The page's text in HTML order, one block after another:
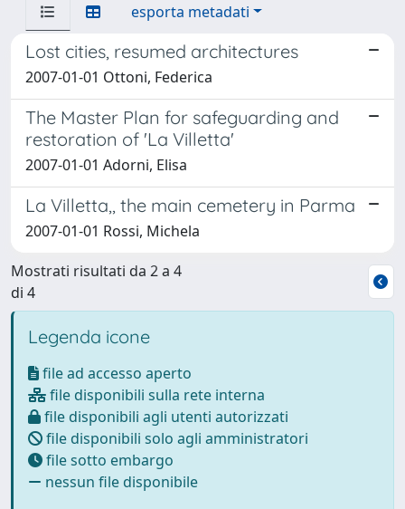
esporta metadati
Lost cities, resumed architectures
2007-01-01 Ottoni, Federica
The Master Plan for safeguarding and
restoration of 'La Villetta'
2007-01-01 Adorni, Elisa
La Villetta,, the main cemetery in Parma
2007-01-01 Rossi, Michela
Mostrati risultati da 2 a 4
di 4
Legenda icone
file ad accesso aperto
file disponibili sulla rete interna
file disponibili agli utenti autorizzati
file disponibili solo agli amministratori
file sotto embargo
nessun file disponibile